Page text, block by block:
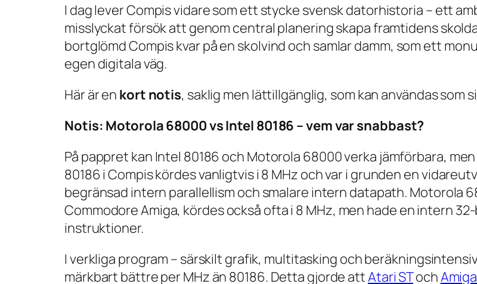
I dag lever Compis vidare som ett stycke svensk datorhistoria – ett
misslyckat försök att genom central planering skapa framtidens
bortglömd Compis kvar på en skolvind och samlar damm, som ett
egen digitala väg.
Här är en kort notis, saklig men lättillgänglig, som kan användas som
Notis: Motorola 68000 vs Intel 80186 – vem var snabbast?
På pappret kan Intel 80186 och Motorola 68000 verka jämförbara,
80186 i Compis kördes vanligtvis i 8 MHz och var i grunden en
begränsad intern parallellism och smalare intern datapath. Motorola
Commodore Amiga, kördes också ofta i 8 MHz, men hade en intern
instruktioner.
I verkliga program – särskilt grafik, multitasking och
märkbart bättre per MHz än 80186. Detta gjorde attAtari STochAmiga